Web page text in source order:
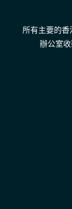
所有主要的
辦公室